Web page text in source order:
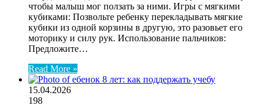
чтобы малыш мог ползать за ними. Игры с мягкими
кубиками: Позвольте ребенку перекладывать мягкие
кубики из одной корзины в другую, это разовьет его
моторику и силу рук. Использование пальчиков:
Предложите…
Read More »
15.04.2026
198